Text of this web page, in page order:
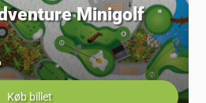
Minigolf
Køb billet